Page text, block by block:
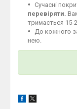
Сучасні
перевіряти.
тримається 15-
До кожного
нею.